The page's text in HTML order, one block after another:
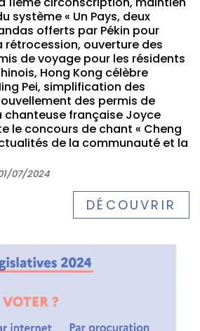
système « Un Pays, deux
offerts par Pékin pour
rétrocession, ouverture des
de voyage pour les résidents
Hong Kong célèbre
Pei, simplification des
des permis de
chanteuse française Joyce
le concours de chant « Cheng
de la communauté et la
07/2024
DÉCOUVRIR